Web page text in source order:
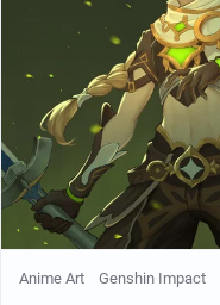
Anime Art Genshin Impact